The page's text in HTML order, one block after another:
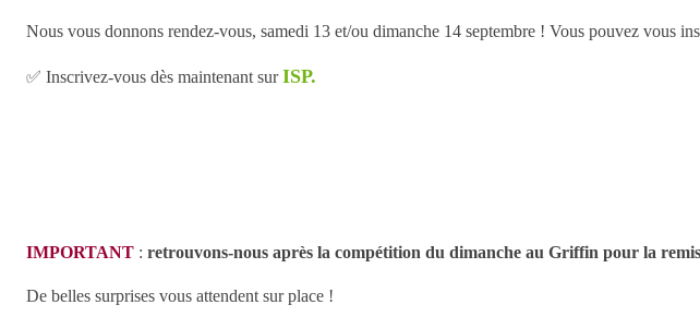
Nous vous donnons rendez-vous, samedi 13 et/ou dimanche 14 septembre ! Vous pouvez vous
✅ Inscrivez-vous dès maintenant surISP.
IMPORTANT : retrouvons-nous après la compétition du dimanche au Griffin pour la
De belles surprises vous attendent sur place !